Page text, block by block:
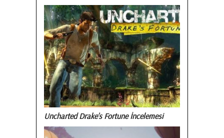
Uncharted Drake’s Fortune İncelemesi